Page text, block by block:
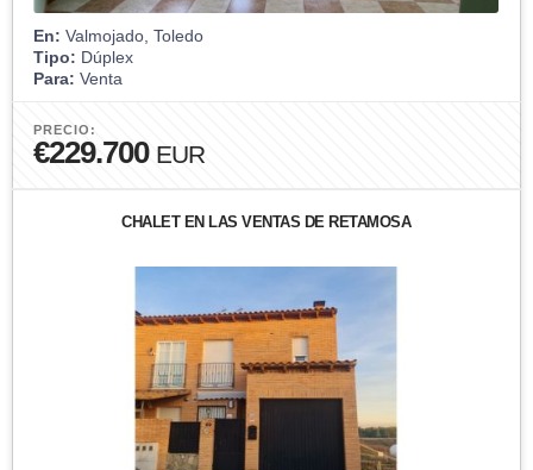
En: Valmojado, Toledo
Tipo: Dúplex
Para: Venta
PRECIO:
€229.700 EUR
CHALET EN LAS VENTAS DE RETAMOSA